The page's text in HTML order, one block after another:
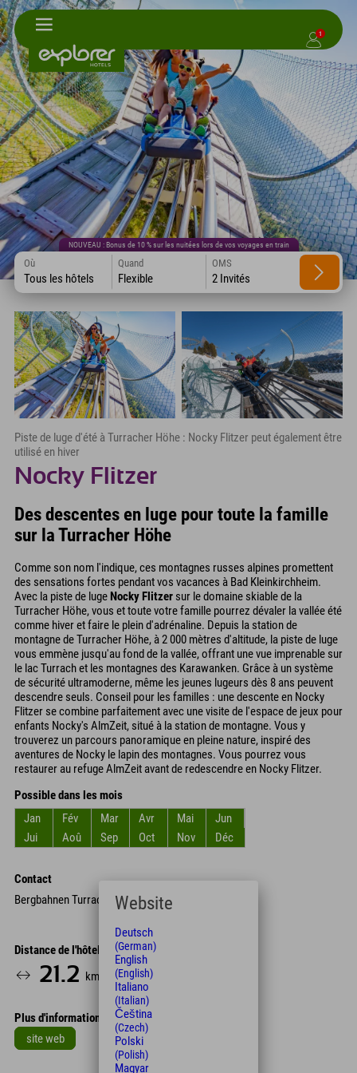
1
NOUVEAU : Bonus de 10 % sur les nuitées lors de vos voyages en train
Où
Tous les hôtels
Quand
Flexible
OMS
2 Invités
Piste de luge d'été à Turracher Höhe : Nocky Flitzer peut également être
utilisé en hiver
Nocky Flitzer
Des descentes en luge pour toute la famille
sur la Turracher Höhe
Comme son nom l'indique, ces montagnes russes alpines promettent
des sensations fortes pendant vos vacances à Bad Kleinkirchheim.
Avec la piste de lugeNocky Flitzer sur le domaine skiable de la
Turracher Höhe, vous et toute votre famille pourrez dévaler la vallée été
comme hiver et faire le plein d'adrénaline. Depuis la station de
montagne de Turracher Höhe, à 2 000 mètres d'altitude, la piste de luge
vous emmène jusqu'au fond de la vallée, offrant une vue imprenable sur
le lac Turrach et les montagnes des Karawanken. Grâce à un système
de sécurité ultramoderne, même les jeunes lugeurs dès 8 ans peuvent
descendre seuls. Conseil pour les familles : une descente en Nocky
Flitzer se combine parfaitement avec une visite de l'espace de jeux pour
enfants Nocky's AlmZeit, situé à la station de montagne. Vous y
trouverez un parcours panoramique en pleine nature, inspiré des
aventures de Nocky le lapin des montagnes. Vous pourrez vous
restaurer au refuge AlmZeit avant de redescendre en Nocky Flitzer.
Possible dans les mois
Jan
Fév Mar Avr Mai
Jun
Jui
Aoû Sep Oct Nov Déc
Contact
Bergbahnen Turracher Höhe
Distance de l'hôtel
21.2 km 22
Plus d'informations
site web
Leaflet
Website
Deutsch
(German)
English
(English)
Italiano
(Italian)
Čeština
(Czech)
Polski
(Polish)
Magyar